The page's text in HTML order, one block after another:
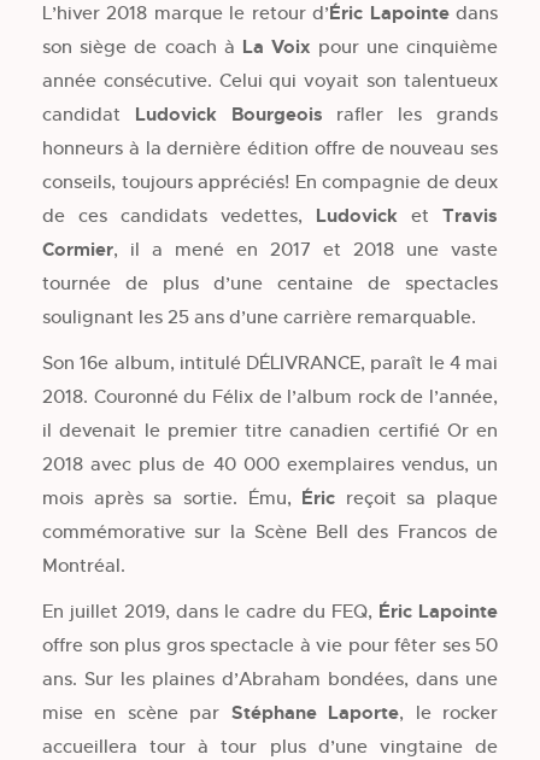
L’hiver 2018 marque le retour d’Éric Lapointedans
son siège de coach à La Voix pour une cinquième
année consécutive. Celui qui voyait son talentueux
candidat Ludovick Bourgeois rafler les grands
honneurs à la dernière édition offre de nouveau ses
conseils, toujours appréciés! En compagnie de deux
de ces candidats vedettes, Ludovick et Travis
Cormier, il a mené en 2017 et 2018 une vaste
tournée de plus d’une centaine de spectacles
soulignant les 25 ans d’une carrière remarquable.
Son 16e album, intitulé DÉLIVRANCE, paraît le 4 mai
2018. Couronné du Félix de l’album rock de l’année,
il devenait le premier titre canadien certifié Or en
2018 avec plus de 40 000 exemplaires vendus, un
mois après sa sortie. Ému, Éric reçoit sa plaque
commémorative sur la Scène Bell des Francos de
Montréal.
En juillet 2019, dans le cadre du FEQ, Éric Lapointe
offre son plus gros spectacle à vie pour fêter ses 50
ans. Sur les plaines d’Abraham bondées, dans une
mise en scène par Stéphane Laporte, le rocker
accueillera tour à tour plus d’une vingtaine de